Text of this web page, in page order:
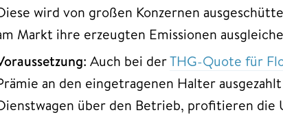
wird von großen Konzernen
Markt ihre erzeugten Emissionen
: Auch bei derTHG-Quote für
an den eingetragenen Halter
über den Betrieb, profitieren die